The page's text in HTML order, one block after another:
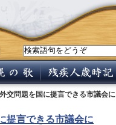
交問題を国に提言できる市議会に
提言できる市議会に